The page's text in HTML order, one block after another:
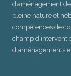
d’aménagement
pleine nature et
compétences de
champ
d'aménagements